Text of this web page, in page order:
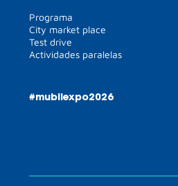
Programa
City market place
Test drive
Actividades paralelas
#mubilexpo2026